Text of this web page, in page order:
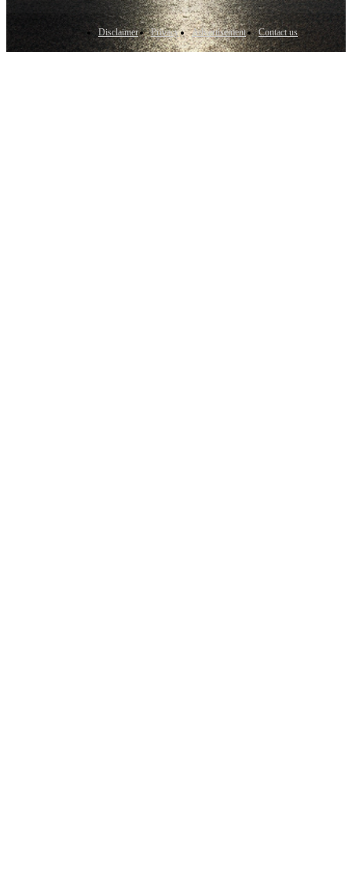
Disclaimer Privacy Advertisement Contact us